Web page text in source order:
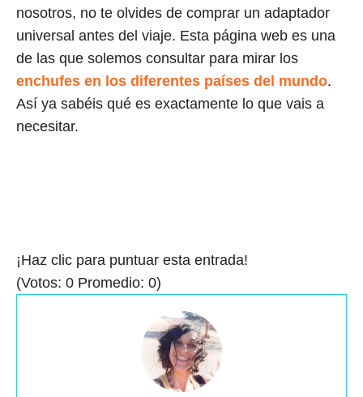
nosotros, no te olvides de comprar un adaptador
universal antes del viaje. Esta página web es una
de las que solemos consultar para mirar los
enchufes en los diferentes países del mundo.
Así ya sabéis qué es exactamente lo que vais a
necesitar.
¡Haz clic para puntuar esta entrada!
(Votos: 0 Promedio: 0)